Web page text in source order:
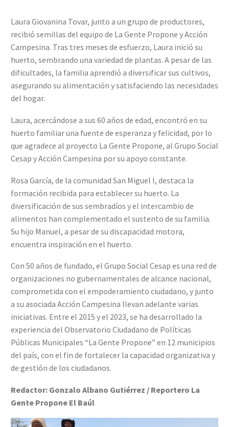
Laura Giovanina Tovar, junto a un grupo de productores,
recibió semillas del equipo de La Gente Propone y Acción
Campesina. Tras tres meses de esfuerzo, Laura inició su
huerto, sembrando una variedad de plantas. A pesar de las
dificultades, la familia aprendió a diversificar sus cultivos,
asegurando su alimentación y satisfaciendo las necesidades
del hogar.
Laura, acercándose a sus 60 años de edad, encontró en su
huerto familiar una fuente de esperanza y felicidad, por lo
que agradece al proyecto La Gente Propone, al Grupo Social
Cesap y Acción Campesina por su apoyo constante.
Rosa García, de la comunidad San Miguel I, destaca la
formación recibida para establecer su huerto. La
diversificación de sus sembradíos y el intercambio de
alimentos han complementado el sustento de su familia.
Su hijo Manuel, a pesar de su discapacidad motora,
encuentra inspiración en el huerto.
Con 50 años de fundado, el Grupo Social Cesap es una red de
organizaciones no gubernamentales de alcance nacional,
comprometida con el empoderamiento ciudadano, y junto
a su asociada Acción Campesina llevan adelante varias
iniciativas. Entre el 2015 y el 2023, se ha desarrollado la
experiencia del Observatorio Ciudadano de Políticas
Públicas Municipales “La Gente Propone” en 12 municipios
del país, con el fin de fortalecer la capacidad organizativa y
de gestión de los ciudadanos.
Redactor: Gonzalo Albano Gutiérrez / Reportero La
Gente Propone El Baúl